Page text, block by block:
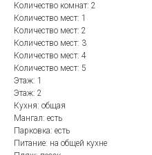
Количество комнат: 2
Количество мест: 1
Количество мест: 2
Количество мест: 3
Количество мест: 4
Количество мест: 5
Этаж: 1
Этаж: 2
Кухня: общая
Мангал: есть
Парковка: есть
Питание: на общей кухне